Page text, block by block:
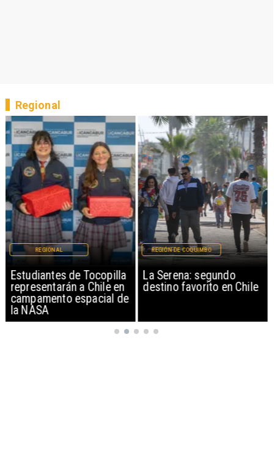
Estudiantes de Tocopilla
representarán a Chile en
campamento espacial de
la NASA
REGIONAL
La Serena: segundo
destino favorito en Chile
REGIÓN DE COQUIMBO
Regional